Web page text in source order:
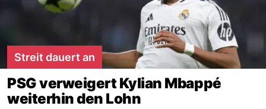
Streit dauert an
PSG verweigert Kylian Mbappé
weiterhin den Lohn